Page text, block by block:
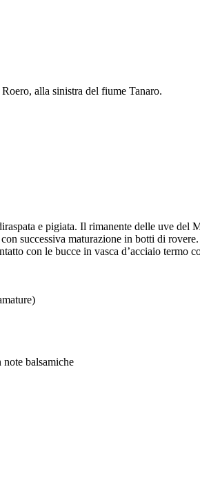
alla sinistra del fiume Tanaro.
e pigiata. Il rimanente delle uve del
successiva maturazione in botti di rovere.
con le bucce in vasca d’acciaio termo
balsamiche